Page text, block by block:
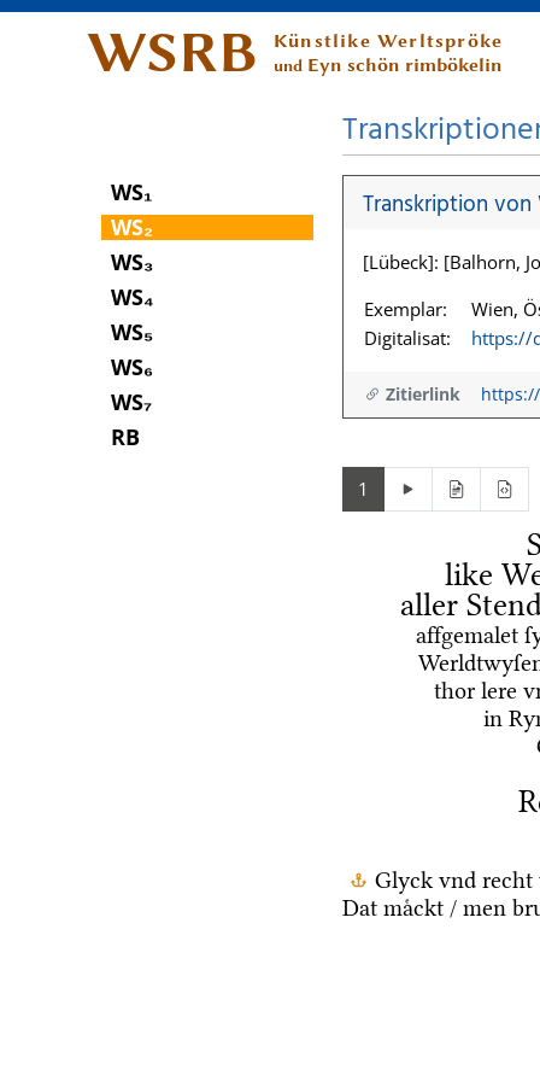
WSRB Künstlike Werltspröke
und Eyn schön rimbökelin
WS₁
WS₂
WS₃
WS₄
WS₅
WS₆
WS₇
RB
Transkription von
[Lübeck]: [Balhorn,
Exemplar:
Wien,
Digitalisat:
https://
Zitierlink
1
like
aller
affgemalet
thor lere
in
Glyck vnd recht
Dat maͤckt / men